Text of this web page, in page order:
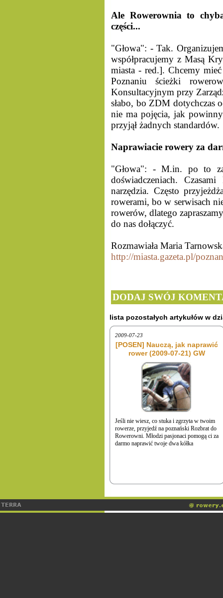
Ale Rowerownia to
części...
"Głowa": - Tak.
współpracujemy z Masą
miasta - red.]. Chcemy
Poznaniu ścieżki
Konsultacyjnym przy
słabo, bo ZDM dotychczas
nie ma pojęcia, jak
przyjął żadnych standardów.
Naprawiacie rowery za
"Głowa": - M.in. po to
doświadczeniach.
narzędzia. Często
rowerami, bo w serwisach
rowerów, dlatego
do nas dołączyć.
Rozmawiała Maria
http://miasta.gazeta.pl/
DODAJ SWÓJ
lista pozostałych artykułów w
2009-07-23
[POSEN] Nauczą, jak naprawić
rower (2009-07-21) GW
Jeśli nie wiesz, co stuka i zgrzyta w twoim
rowerze, przyjedź na poznański Rozbrat do
Rowerowni. Młodzi pasjonaci pomogą ci za
darmo naprawić twoje dwa kółka